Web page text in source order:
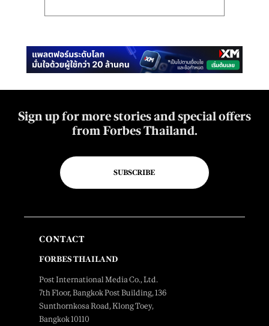
Sign up for more stories and special offers
from Forbes Thailand.
SUBSCRIBE
CONTACT
FORBES THAILAND
Post International Media Co., Ltd.
7th Floor, Bangkok Post Building, 136
Sunthornkosa Road, Klong Toey,
Bangkok 10110